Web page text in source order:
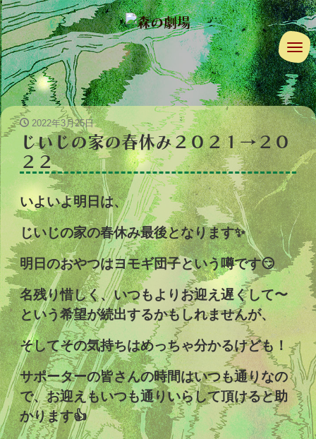
ナ
2022年3月25日
じいじの家の春休み２０２１→２０
２２
いよいよ明日は、
じいじの家の春休み最後となります✨
明日のおやつはヨモギ団子という噂です😏
名残り惜しく、いつもよりお迎え遅くして〜
という希望が続出するかもしれませんが、
そしてその気持ちはめっちゃ分かるけども！
サポーターの皆さんの時間はいつも通りなの
で、お迎えもいつも通りいらして頂けると助
かります👍